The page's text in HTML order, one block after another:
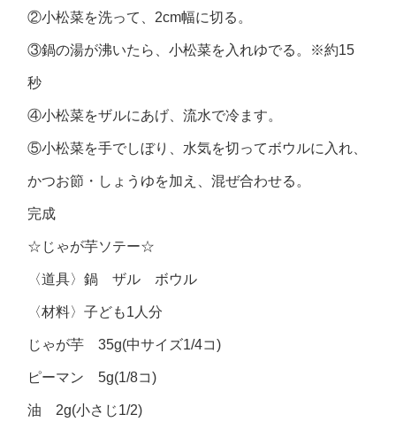
②小松菜を洗って、2cm幅に切る。
③鍋の湯が沸いたら、小松菜を入れゆでる。※約15
秒
④小松菜をザルにあげ、流水で冷ます。
⑤小松菜を手でしぼり、水気を切ってボウルに入れ、
かつお節・しょうゆを加え、混ぜ合わせる。
完成
☆じゃが芋ソテー☆
〈道具〉鍋 ザル ボウル
〈材料〉子ども1人分
じゃが芋 35g(中サイズ1/4コ)
ピーマン 5g(1/8コ)
油 2g(小さじ1/2)